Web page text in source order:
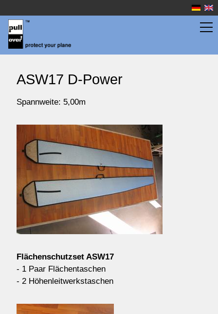
Flächentaschen
Rumpftaschen
Wassersport
Preise
Service
Kontakt/Order
Anfahrt
über uns
ASW17 D-Power
Spannweite: 5,00m
Flächenschutzset ASW17
- 1 Paar Flächentaschen
- 2 Höhenleitwerkstaschen